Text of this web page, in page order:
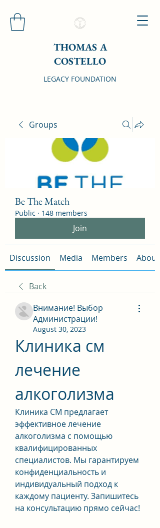
THOMAS A
COSTELLO
LEGACY FOUNDATION
Groups
Be The Match
Public · 148 members
Join
Discussion Media Members About
Back
Внимание! Выбор
Администрации!
August 30, 2023
Клиника см
лечение
алкоголизма
Клиника СМ предлагает
эффективное лечение
алкоголизма с помощью
квалифицированных
специалистов. Мы гарантируем
конфиденциальность и
индивидуальный подход к
каждому пациенту. Запишитесь
на консультацию прямо сейчас!